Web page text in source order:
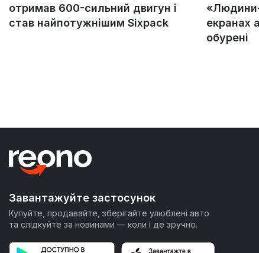
отримав 600-сильний двигун і
став найпотужнішим Sixpack
екранах
обурені
Завантажуйте застосунок
Купуйте, продавайте, зберігайте улюблені авто
та слідкуйте за новинами — коли і де зручно.